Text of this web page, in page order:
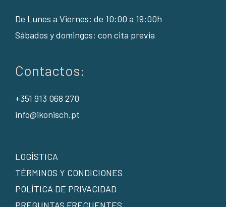
De Lunes a Viernes: de 10:00 a 19:00h
Sábados y domingos: con cita previa
Contactos:
+351 913 068 270
info@ikonisch.pt
LOGÍSTICA
TÉRMINOS Y CONDICIONES
POLÍTICA DE PRIVACIDAD